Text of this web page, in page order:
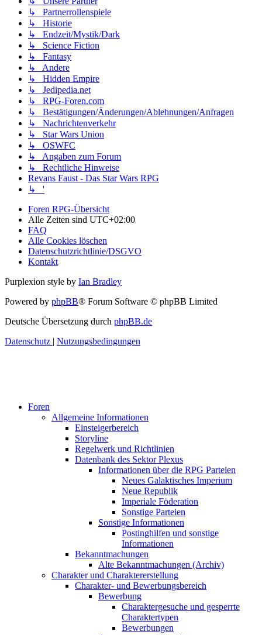
↳ Partnerrollenspiele
↳ Historie
↳ Endzeit/Mystik/Dark
↳ Science Fiction
↳ Fantasy
↳ Andere
↳ Hidden Empire
↳ Jedipedia.net
↳ RPG-Foren.com
↳ Bestätigungen/Änderungen/Ablehnungen/Anfragen
↳ Nachrichtenverkehr
↳ Star Wars Union
↳ OSWFC
↳ Angaben zum Forum
↳ Rechtliche Hinweise
Revans Faust - Das Star Wars RPG
↳ '
Foren RPG-Übersicht
Alle Zeiten sind UTC+02:00
FAQ
Alle Cookies löschen
Datenschutzrichtlinie/DSGVO
Kontakt
Purplexion style by Ian Bradley
Powered by phpBB® Forum Software © phpBB Limited
Deutsche Übersetzung durch phpBB.de
Datenschutz | Nutzungsbedingungen
Foren
Allgemeine Informationen
Einsteigerbereich
Storyline
Regelwerk und Richtlinien
Datenbank des Sektor Plexus
Informationen über die RPG Parteien
Neues Galaktisches Imperium
Neue Republik
Imperiale Föderation
Sonstige Parteien
Sonstige Informationen
Postinghilfen und sonstige
Informationen
Bekanntmachungen
Alte Bekanntmachungen (Archiv)
Charakter und Charaktererstellung
Charakter- und Bewerbungsbereich
Bewerbung
Charaktergesuche und gesperrte
Charaktertypen
Bewerbungen